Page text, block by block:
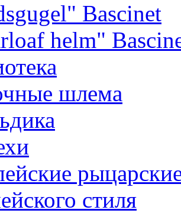
Bascinet
helm"
шлема
стиля